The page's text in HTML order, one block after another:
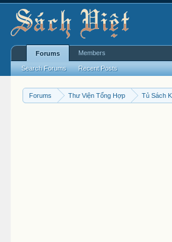
Forums Thư Viện Tổng Hợp Tủ Sách
Forums
Search Forums Recent Posts
Members